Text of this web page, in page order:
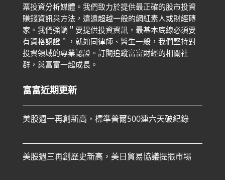
票投資分析媒體。我們致力於提供最正確的股市投資
賺錢資訊與方法，遠遠超越一般的網紅素人或財經磚
家。 我們強調＂要提供投資資訊，最基本底線必須要
有資格認證＂，就如同律師、醫生一般，我們堅持對
投資領域的專業認證。 訂閱追蹤富富財經的相關社
群，與富富一起成長。
富富近期更新
美股週一再創新高，標準普爾500連六天破紀錄
美股週三再創歷史新高，美日貿易協議提振市場